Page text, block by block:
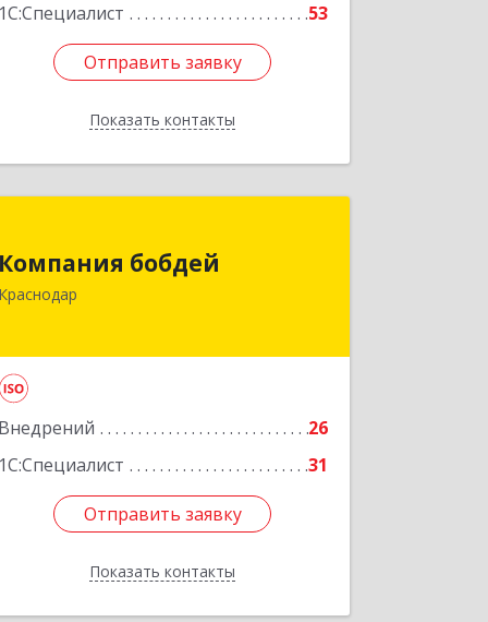
1С:Специалист
53
Отправить заявку
Показать контакты
Отправить заявку
Назад
Компания бобдей
Краснодар
Внедрений
26
1С:Специалист
31
Отправить заявку
Показать контакты
350010, Краснодарский край,
Краснодар г, Зиповская ул, дом № 5,
Отправить заявку
Назад